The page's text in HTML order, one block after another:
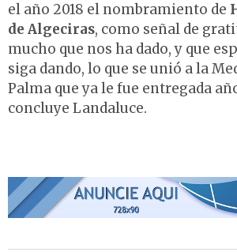
el año 2018 el nombramiento de
de Algeciras, como señal de
mucho que nos ha dado, y que
siga dando, lo que se unió a la
Palma que ya le fue entregada
concluye Landaluce.